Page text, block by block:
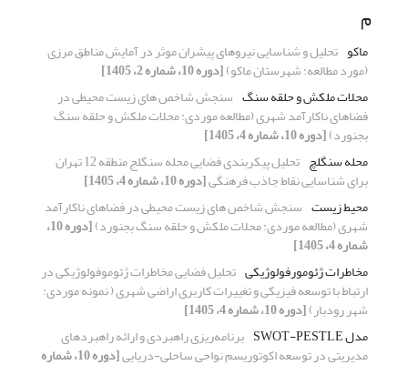
م
ماکو تحلیل و شناسایی نیروهای پیشران موثر در آمایش مناطق مرزی
(مورد مطالعه: شهرستان ماکو)[دوره 10، شماره 2، 1405]
محلات ملکش و حلقه سنگ سنجش شاخص های زیست محیطی در
فضاهای ناکارآمد شهری (مطالعه موردی: محلات ملکش و حلقه سنگ
بجنورد)[دوره 10، شماره 4، 1405]
محله سنگلچ
تحلیل پیکربندی فضایی محله سنگلج منطقه 12 تهران
برای شناسایی نقاط جاذب فرهنگی[دوره 10، شماره 4، 1405]
محیط زیست سنجش شاخص های زیست محیطی در فضاهای ناکارآمد
شهری (مطالعه موردی: محلات ملکش و حلقه سنگ بجنورد) [دوره 10،
شماره 4، 1405]
مخاطرات ژئومورفولوژیکی تحلیل فضایی مخاطرات ژئوموفولوژیکی در
ارتباط با توسعه فیزیکی و تغییرات کاربری اراضی شهری ( نمونه موردی:
شهر رودبار)[دوره 10، شماره 4، 1405]
مدل ‏SWOT-‎PESTLE‏
برنامه‌ریزی راهبردی و ارائه راهبردهای
مدیریتی در توسعه اکوتوریسم نواحی ساحلی-دریایی [دوره 10، شماره